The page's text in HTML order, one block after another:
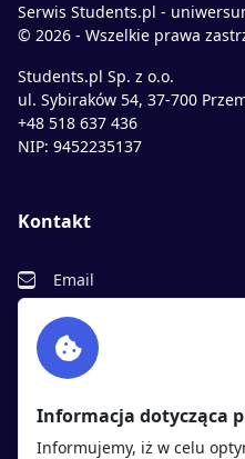
Serwis Students.pl -
© 2026 - Wszelkie prawa
Students.pl Sp. z o.o.
ul. Sybiraków 54, 37-700
+48 518 637 436
NIP: 9452235137
Kontakt
Email
Facebook
Twitter
Informacja dotycząca
Informujemy, iż w celu